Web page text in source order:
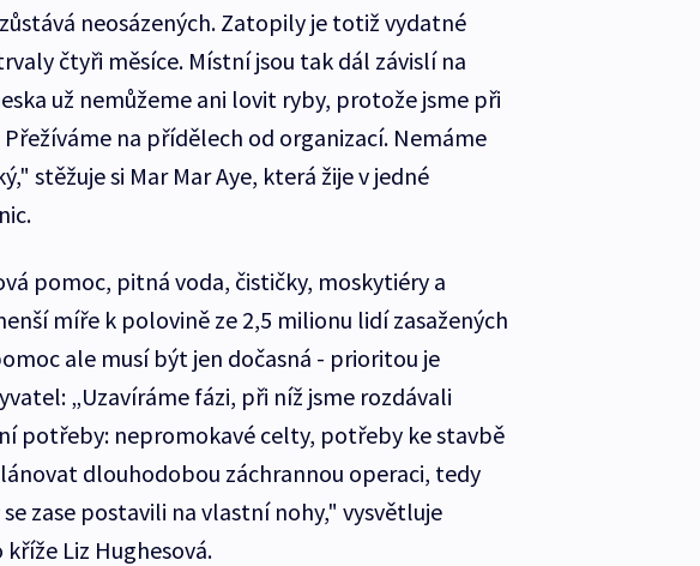
neosázených. Zatopily je totiž vydatné
čtyři měsíce. Místní jsou tak dál závislí na
už nemůžeme ani lovit ryby, protože jsme při
na přídělech od organizací. Nemáme
stěžuje si Mar Mar Aye, která žije v jedné
pomoc, pitná voda, čističky, moskytiéry a
míře k polovině ze 2,5 milionu lidí zasažených
ale musí být jen dočasná - prioritou je
„Uzavíráme fázi, při níž jsme rozdávali
potřeby: nepromokavé celty, potřeby ke stavbě
dlouhodobou záchrannou operaci, tedy
zase postavili na vlastní nohy," vysvětluje
Liz Hughesová.